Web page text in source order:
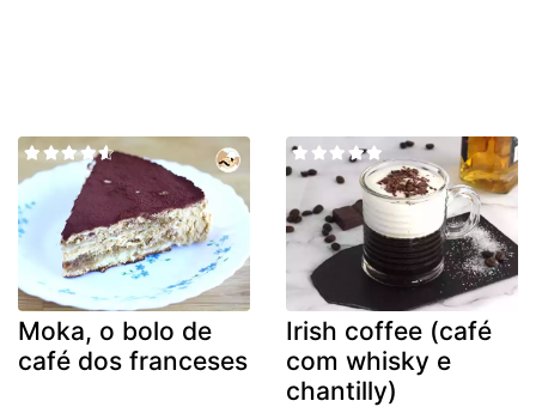
Moka, o bolo de
café dos franceses
Irish coffee (café
com whisky e
chantilly)